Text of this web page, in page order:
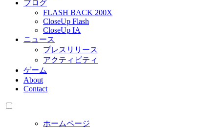
ブログ
FLASH BACK 200X
CloseUp Flash
CloseUp IA
ニュース
プレスリリース
アクティビティ
ゲーム
About
Contact
ホームページ